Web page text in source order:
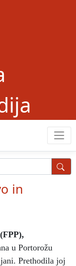
in
,
u Portorožu
Prethodila joj